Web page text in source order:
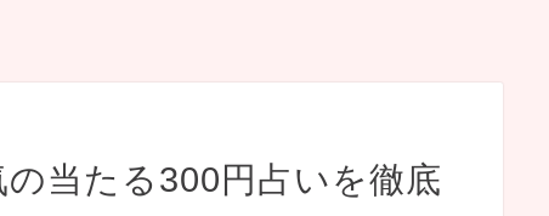
当たる300円占いを徹底